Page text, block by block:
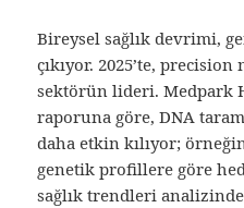
Bireysel sağlık devrimi,
çıkıyor. 2025’te,
sektörün lideri. Medpark
raporuna göre, DNA
daha etkin kılıyor;
genetik profillere göre
sağlık trendleri